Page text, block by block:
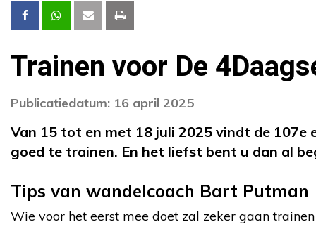
Trainen voor De
Publicatiedatum: 16 april 2025
Van 15 tot en met 18 juli 2025 vindt de
goed te trainen. En het liefst bent u dan al
Tips van wandelcoach Bart Putman
Wie voor het eerst mee doet zal zeker gaan